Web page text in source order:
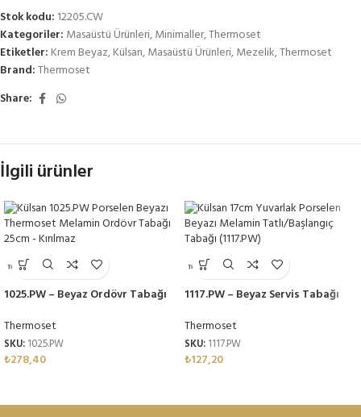
Stok kodu: 12205.CW
Kategoriler: Masaüstü Ürünleri,Minimaller,Thermoset
Etiketler: Krem Beyaz,Külsan,Masaüstü Ürünleri,Mezelik,Thermoset
Brand:Thermoset
Share:
İlgili ürünler
1025.PW – Beyaz Ordövr Tabağı
Thermoset
SKU: 1025.PW
₺278,40
1117.PW – Beyaz Servis Tabağı
Thermoset
SKU: 1117.PW
₺127,20